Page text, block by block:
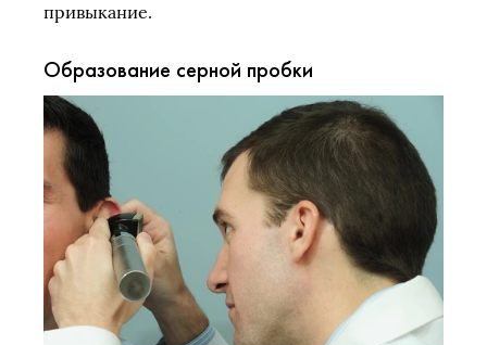
привыкание.
Образование серной пробки